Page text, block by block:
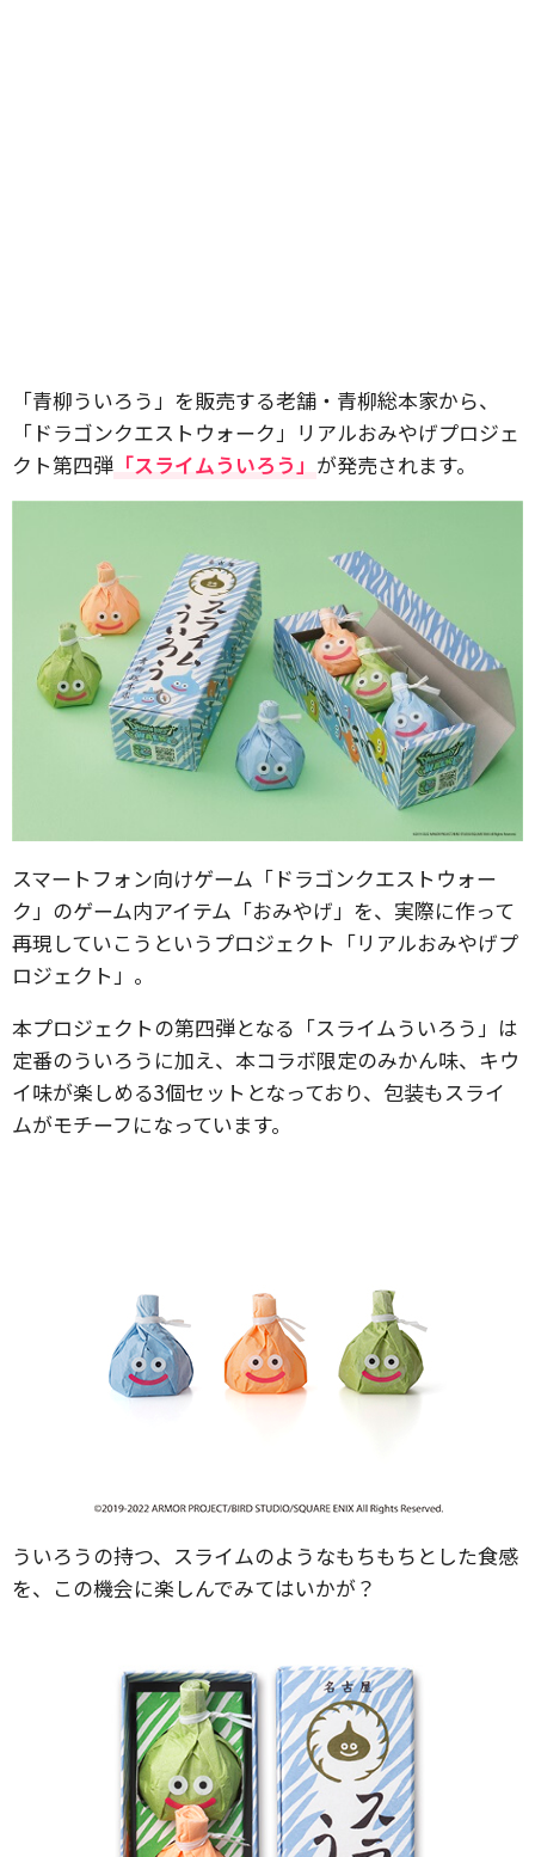
「青柳ういろう」を販売する老舗・青柳総本家から、
「ドラゴンクエストウォーク」リアルおみやげプロジェ
クト第四弾 「スライムういろう」 が発売されます。
スマートフォン向けゲーム「ドラゴンクエストウォー
ク」のゲーム内アイテム「おみやげ」を、実際に作って
再現していこうというプロジェクト「リアルおみやげプ
ロジェクト」。
本プロジェクトの第四弾となる「スライムういろう」は
定番のういろうに加え、本コラボ限定のみかん味、キウ
イ味が楽しめる3個セットとなっており、包装もスライ
ムがモチーフになっています。
ういろうの持つ、スライムのようなもちもちとした食感
を、この機会に楽しんでみてはいかが？